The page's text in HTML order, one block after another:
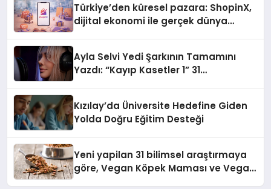
Türkiye’den küresel pazara: ShopinX,
dijital ekonomi ile gerçek dünya
Ayla Selvi Yedi Şarkının Tamamını
Yazdı: “Kayıp Kasetler 1” 31
Kızılay’da Üniversite Hedefine Giden
Yolda Doğru Eğitim Desteği
Yeni yapilan 31 bilimsel araştırmaya
göre, Vegan Köpek Maması ve Vegan